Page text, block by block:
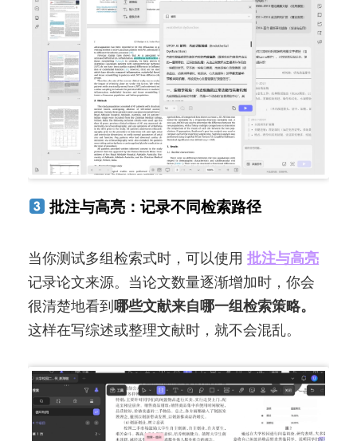
批注与高亮：记录不同检索路径
当你测试多组检索式时，可以使用批注与高亮
记录论文来源。当论文数量逐渐增加时，你会
很清楚地看到哪些文献来自哪一组检索策略。
这样在写综述或整理文献时，就不会混乱。